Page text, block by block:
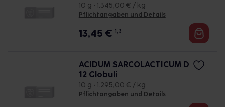
10 g • 1.345,00 € / kg
Pflichtangaben und Details
13,45 € 1, 3
ACIDUM SARCOLACTICUM D
12 Globuli
10 g • 1.295,00 € / kg
Pflichtangaben und Details